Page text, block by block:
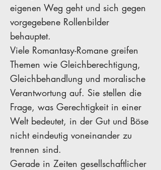
eigenen Weg geht und sich gegen
vorgegebene Rollenbilder
behauptet.
Viele Romantasy-Romane greifen
Themen wie Gleichberechtigung,
Gleichbehandlung und moralische
Verantwortung auf. Sie stellen die
Frage, was Gerechtigkeit in einer
Welt bedeutet, in der Gut und Böse
nicht eindeutig voneinander zu
trennen sind.
Gerade in Zeiten gesellschaftlicher